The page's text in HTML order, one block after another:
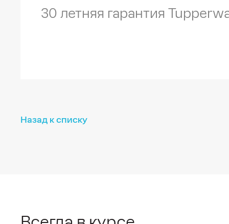
30 летняя гарантия
Назад к списку